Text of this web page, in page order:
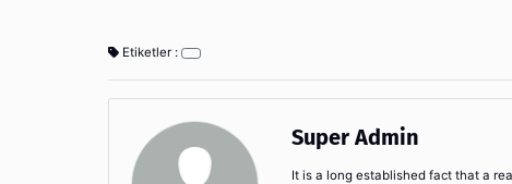
Etiketler :
Super Admin
It is a long established fact that a